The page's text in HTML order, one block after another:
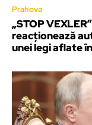
Prahova
„STOP
reacționează
unei legi aflate